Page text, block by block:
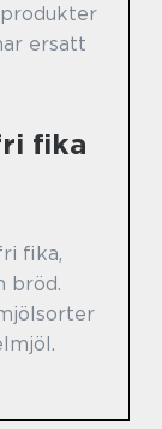
ersatt
fika
fika,
bröd.